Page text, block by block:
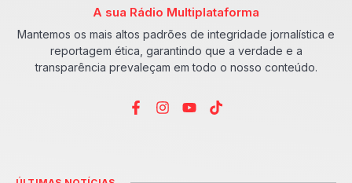
A sua Rádio Multiplataforma
Mantemos os mais altos padrões de integridade jornalística e
reportagem ética, garantindo que a verdade e a
transparência prevaleçam em todo o nosso conteúdo.